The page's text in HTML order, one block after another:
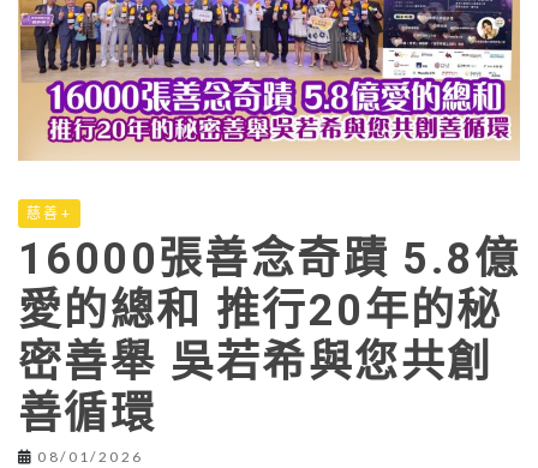
慈善+
16000張善念奇蹟 5.8億
愛的總和 推行20年的秘
密善舉 吳若希與您共創
善循環
08/01/2026